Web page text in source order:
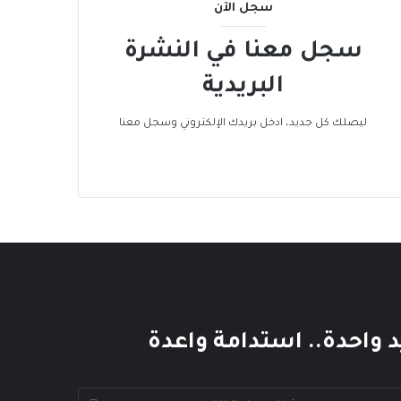
سجل الآن
سجل معنا في النشرة
البريدية
ليصلك كل جديد، ادخل بريدك الإلكتروني وسجل معنا
واحدة.. استدامة واعدة